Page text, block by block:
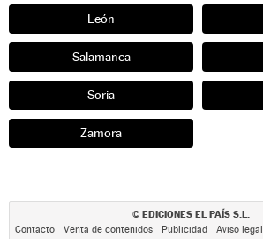
León
Salamanca
Soria
Zamora
© EDICIONES EL PAÍS S.L.
Contacto Venta de contenidos Publicidad Aviso legal